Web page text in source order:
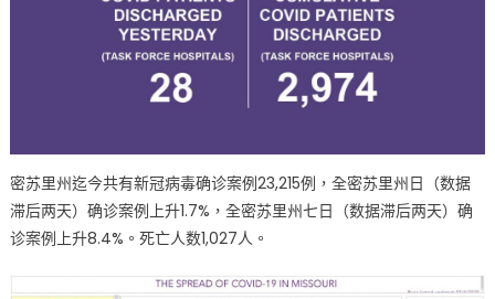
密苏里州迄今共有新冠病毒确诊案例23,215例，全密苏里州日（数据
滞后两天）确诊案例上升1.7%，全密苏里州七日（数据滞后两天）确
诊案例上升8.4%。死亡人数1,027人。